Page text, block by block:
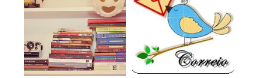
Natal tá chegando....
Chegou pelo Correios
17#